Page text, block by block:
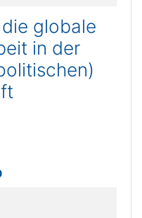
globale
in der